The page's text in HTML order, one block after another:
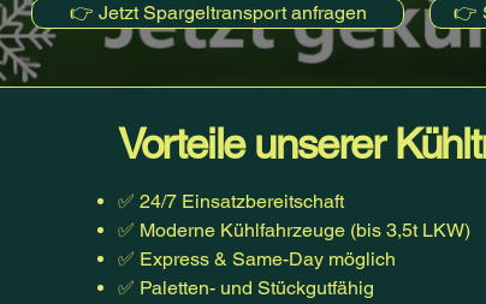
👉 Jetzt Spargeltransport anfragen 👉
Vorteile unserer
✅ 24/7 Einsatzbereitschaft
✅ Moderne Kühlfahrzeuge (bis 3,5t LKW)
✅ Express & Same-Day möglich
✅ Paletten- und Stückgutfähig